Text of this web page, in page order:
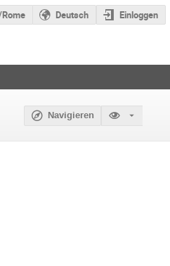
Deutsch Einloggen
Navigieren